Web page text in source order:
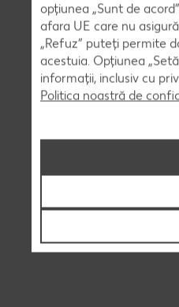
opțiunea „Sunt de
afara UE care nu
„Refuz” puteți permite
acestuia. Opțiunea
informații, inclusiv cu
Politica noastră de